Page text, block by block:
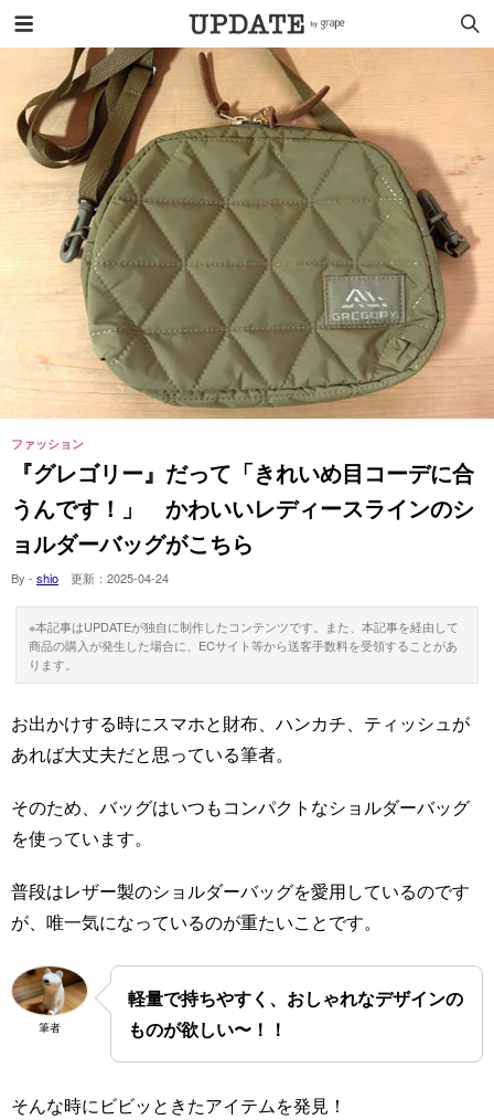
ファッション
『グレゴリー』だって「きれいめ目コーデに合
うんです！」 かわいいレディースラインのシ
ョルダーバッグがこちら
By - shio 更新： 2025-04-24
※本記事はUPDATEが独自に制作したコンテンツです。また、本記事を経由して
商品の購入が発生した場合に、ECサイト等から送客手数料を受領することがあ
ります。
お出かけする時にスマホと財布、ハンカチ、ティッシュが
あれば大丈夫だと思っている筆者。
そのため、バッグはいつもコンパクトなショルダーバッグ
を使っています。
普段はレザー製のショルダーバッグを愛用しているのです
が、唯一気になっているのが重たいことです。
筆者
軽量で持ちやすく、おしゃれなデザインの
ものが欲しい〜！！
そんな時にビビッときたアイテムを発見！